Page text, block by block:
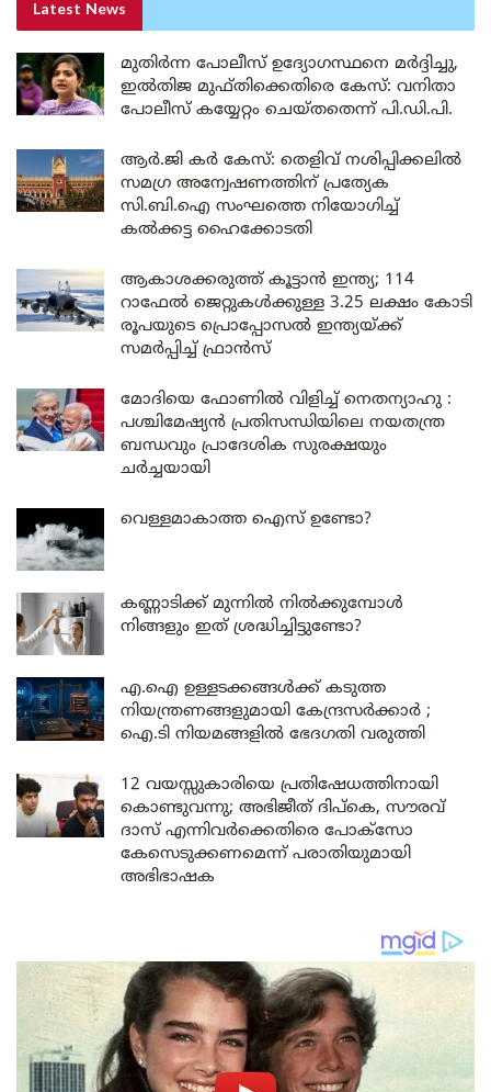
Latest News
മുതിർന്ന പോലീസ് ഉദ്യോഗസ്ഥനെ മർദ്ദിച്ചു,
ഇൽതിജ മുഫ്തിക്കെതിരെ കേസ്: വനിതാ
പോലീസ് കയ്യേറ്റം ചെയ്തതെന്ന് പി.ഡി.പി.
ആർ.ജി കർ കേസ്: തെളിവ് നശിപ്പിക്കലിൽ
സമഗ്ര അന്വേഷണത്തിന് പ്രത്യേക
സി.ബി.ഐ സംഘത്തെ നിയോഗിച്ച്
കൽക്കട്ട ഹൈക്കോടതി
ആകാശക്കരുത്ത് കൂട്ടാൻ ഇന്ത്യ; 114
റാഫേൽ ജെറ്റുകൾക്കുള്ള 3.25 ലക്ഷം കോടി
രൂപയുടെ പ്രൊപ്പോസൽ ഇന്ത്യയ്ക്ക്
സമർപ്പിച്ച് ഫ്രാൻസ്
മോദിയെ ഫോണിൽ വിളിച്ച് നെതന്യാഹു :
പശ്ചിമേഷ്യൻ പ്രതിസന്ധിയിലെ നയതന്ത്ര
ബന്ധവും പ്രാദേശിക സുരക്ഷയും
ചർച്ചയായി
വെള്ളമാകാത്ത ഐസ് ഉണ്ടോ?
കണ്ണാടിക്ക് മുന്നിൽ നിൽക്കുമ്പോൾ
നിങ്ങളും ഇത് ശ്രദ്ധിച്ചിട്ടുണ്ടോ?
എ.ഐ ഉള്ളടക്കങ്ങൾക്ക് കടുത്ത
നിയന്ത്രണങ്ങളുമായി കേന്ദ്രസർക്കാർ ;
ഐ.ടി നിയമങ്ങളിൽ ഭേദഗതി വരുത്തി
12 വയസ്സുകാരിയെ പ്രതിഷേധത്തിനായി
കൊണ്ടുവന്നു; അഭിജീത് ദിപ്കെ, സൗരവ്
ദാസ് എന്നിവർക്കെതിരെ പോക്സോ
കേസെടുക്കണമെന്ന് പരാതിയുമായി
അഭിഭാഷക